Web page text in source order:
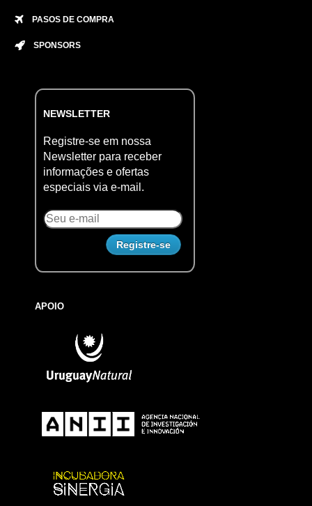
PASOS DE COMPRA
SPONSORS
NEWSLETTER
Registre-se em nossa
Newsletter para receber
informações e ofertas
especiais via e-mail.
APOIO